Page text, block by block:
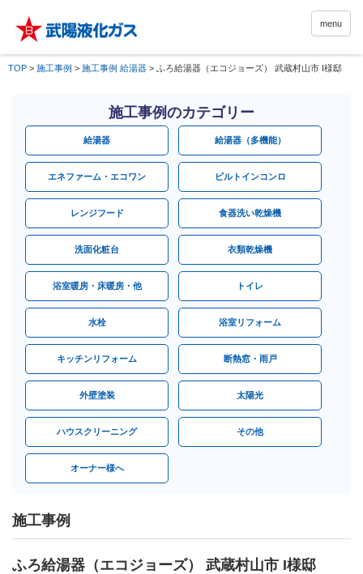
menu
TOP > 施工事例 > 施工事例 給湯器 > ふろ給湯器（エコジョーズ） 武蔵村山市 I様邸
施工事例のカテゴリー
給湯器 給湯器（多機能）
エネファーム・エコワン ビルトインコンロ
レンジフード 食器洗い乾燥機
洗面化粧台 衣類乾燥機
浴室暖房・床暖房・他 トイレ
水栓 浴室リフォーム
キッチンリフォーム 断熱窓・雨戸
外壁塗装 太陽光
ハウスクリーニング その他
オーナー様へ
施工事例
ふろ給湯器（エコジョーズ） 武蔵村山市 I様邸